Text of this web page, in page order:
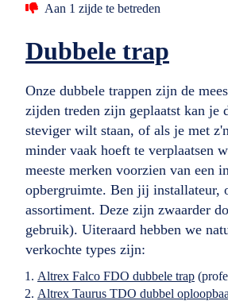
Aan 1 zijde te betreden
Dubbele trap
Onze dubbele trappen zijn de
zijden treden zijn geplaatst kan je
steviger wilt staan, of als je met
minder vaak hoeft te verplaatsen
meeste merken voorzien van een
opbergruimte. Ben jij installateur,
assortiment. Deze zijn zwaarder
gebruik). Uiteraard hebben we
verkochte types zijn:
Altrex Falco FDO dubbele trap
Altrex Taurus TDO dubbel